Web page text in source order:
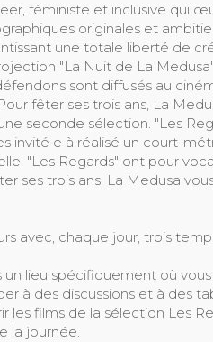
féministe et inclusive qui
originales et
une totale liberté de
"La Nuit de La
sont diffusés au
fêter ses trois ans, La
seconde sélection. "Les
invité·e à réalisé un court-
"Les Regards" ont pour
ses trois ans, La Medusa
avec, chaque jour, trois
lieu spécifiquement où
à des discussions et à des
les films de la sélection Les
la journée.